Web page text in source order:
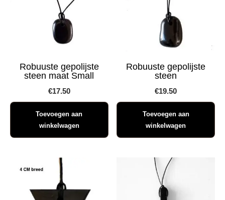
Robuuste gepolijste
steen maat Small
€17.50
Toevoegen aan
winkelwagen
Robuuste gepolijste
steen
€19.50
Toevoegen aan
winkelwagen